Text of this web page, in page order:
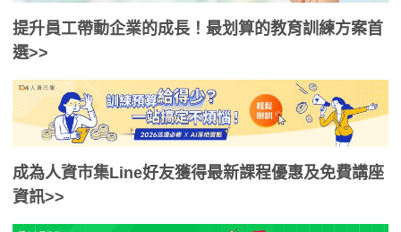
提升員工帶動企業的成長！最划算的教育訓練方案首
選>>
成為人資市集Line好友獲得最新課程優惠及免費講座
資訊>>